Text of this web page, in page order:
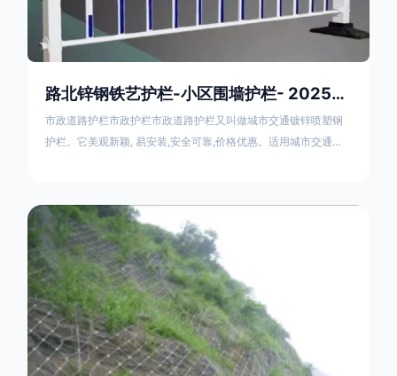
路北锌钢铁艺护栏-小区围墙护栏- 2025年17631598285新报价
市政道路护栏市政护栏市政道路护栏又叫做城市交通镀锌喷塑钢
护栏。它美观新颖, 易安装,安全可靠,价格优惠。适用城市交通要
隔离栏，市政道路隔离护栏，人行道路护栏，机动与非机动隔离
护栏、道路中心隔离护栏、带广告牌道路隔离护栏、河道安全护
栏、草坪花坛护栏等市政道路隔离护栏规格齐全、品种多，可以
任